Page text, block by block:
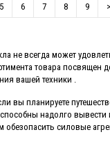
5 6 7 8 9 >
не всегда может
товара посвящен
вашей техники .
вы планируете
надолго вывести
силовые